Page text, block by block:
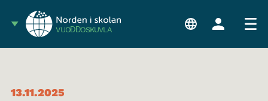
VUOĐĐOSKUVLA
13.11.2025